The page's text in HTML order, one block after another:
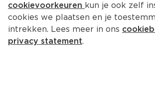
cookievoorkeuren kun je ook zelf
cookies we plaatsen en je
intrekken. Lees meer in ons
privacy statement.